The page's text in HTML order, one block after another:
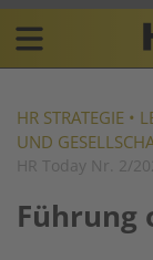
Skip
content
Plattform
für
Resources
navigation
DE
HR STRATEGIE •
UND
HR Today Nr. 2/
Führung